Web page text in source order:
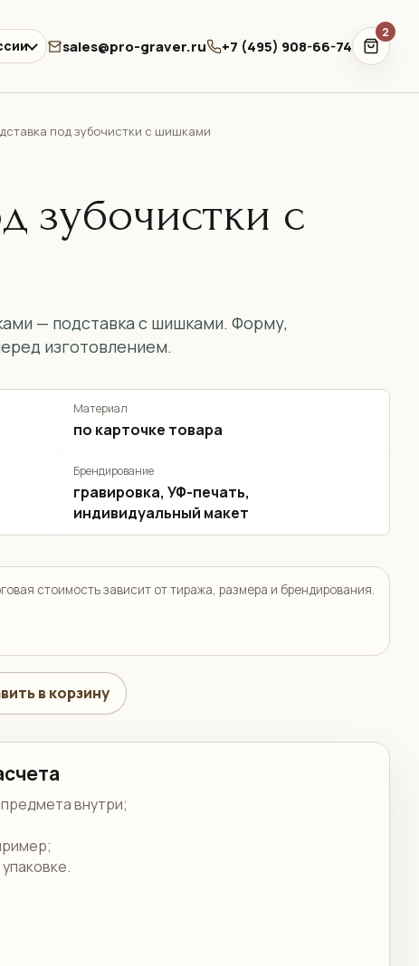
sales@pro-graver.ru +7 (495) 908-66-74
2
под зубочистки с шишками
зубочистки с
— подставка с шишками. Форму,
изготовлением.
Материал
по карточке товара
Брендирование
гравировка, УФ-печать,
индивидуальный макет
стоимость зависит от тиража, размера и брендирования.
в корзину
внутри;